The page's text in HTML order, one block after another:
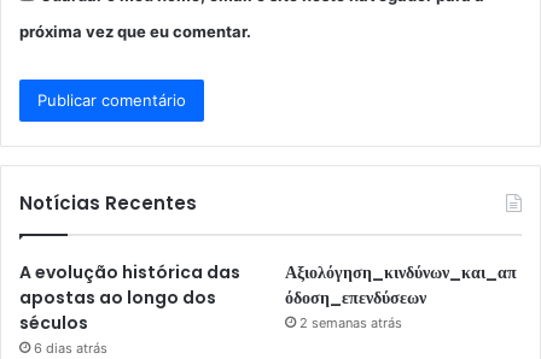
próxima vez que eu comentar.
Notícias Recentes
A evolução histórica das
apostas ao longo dos
séculos
6 dias atrás
Αξιολόγηση_κινδύνων_και_απ
όδοση_επενδύσεων
2 semanas atrás